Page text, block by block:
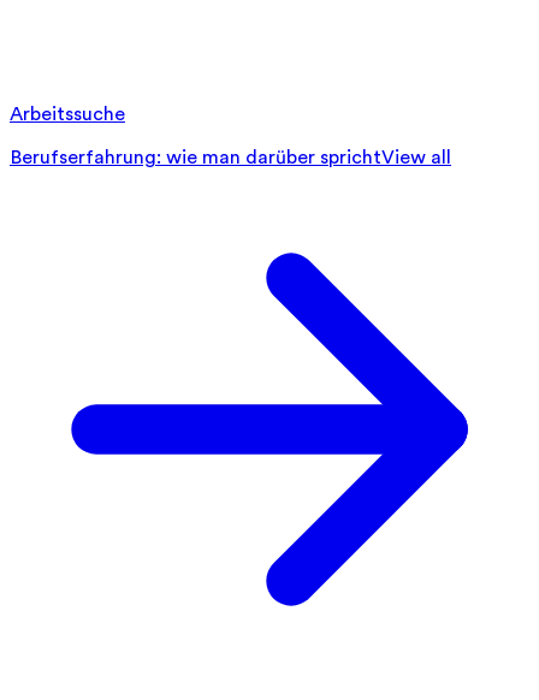
Arbeitssuche
Berufserfahrung: wie man darüber sprichtView all